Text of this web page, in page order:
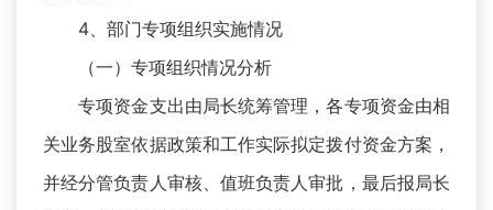
4、部门专项组织实施情况
（一）专项组织情况分析
专项资金支出由局长统筹管理，各专项资金由相
关业务股室依据政策和工作实际拟定拨付资金方案，
并经分管负责人审核、值班负责人审批，最后报局长